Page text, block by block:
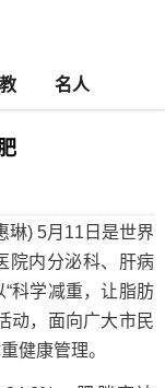
名人
) 5月11日是世界
院内分泌科、肝病
科学减重，让脂肪
动，面向广大市民
健康管理。